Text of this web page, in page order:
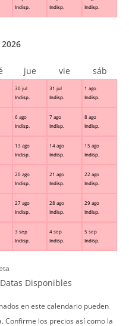
Indisp.
Indisp.
Indisp.
30 jul
Indisp.
31 jul
Indisp.
1 ago
Indisp.
6 ago
Indisp.
7 ago
Indisp.
8 ago
Indisp.
13 ago
Indisp.
14 ago
Indisp.
15 ago
Indisp.
20 ago
Indisp.
21 ago
Indisp.
22 ago
Indisp.
27 ago
Indisp.
28 ago
Indisp.
29 ago
Indisp.
3 sep
Indisp.
4 sep
Indisp.
5 sep
Indisp.
jue vie sáb
Datas Disponibles
en este calendario pueden
Confirme los precios así como la